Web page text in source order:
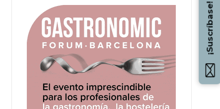
¡Suscríbase!